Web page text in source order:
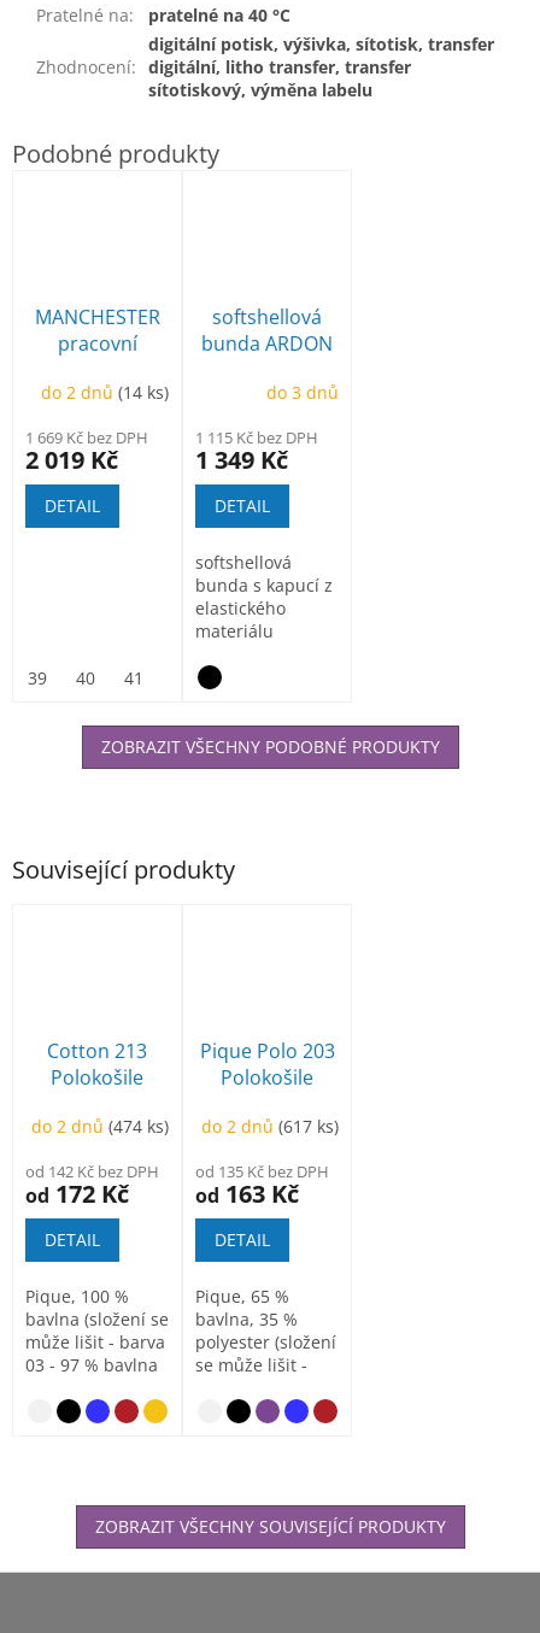
Související produkty
Cotton 213
Polokošile
do 2 dnů(474 ks)
od 142 Kč bez DPH
od 172 Kč
DETAIL
Pique, 100 %
bavlna (složení se
může lišit - barva
03 - 97 % bavlna
nebesky modrá
Pique Polo 203
Polokošile
do 2 dnů(617 ks)
od 135 Kč bez DPH
od 163 Kč
DETAIL
Pique, 65 %
bavlna, 35 %
polyester (složení
se může lišit -
bavlna a 3...
ZOBRAZIT VŠECHNY SOUVISEJÍCÍ PRODUKTY
Pratelné na: pratelné na 40 °C
Zhodnocení:
digitální potisk, výšivka, sítotisk, transfer
digitální, litho transfer, transfer
sítotiskový, výměna labelu
MANCHESTER
pracovní
do 2 dnů(14 ks)
1 669 Kč bez DPH
2 019 Kč
DETAIL
39 40 41 43
softshellová
bunda ARDON
do 3 dnů
1 115 Kč bez DPH
1 349 Kč
DETAIL
softshellová
bunda s kapucí z
elastického
materiálu
vnitřní část...
ZOBRAZIT VŠECHNY PODOBNÉ PRODUKTY
Z